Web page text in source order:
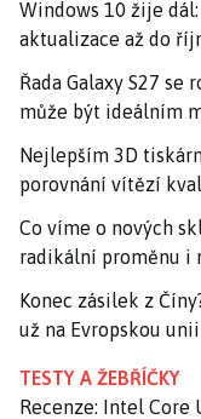
Windows 10 žije
aktualizace až do
Řada Galaxy S27
může být ideálním
Nejlepším 3D
porovnání vítězí
Co víme o nových
radikální proměnu i
Konec zásilek z
už na Evropskou
TESTY A ŽEBŘÍČKY
Recenze: Intel Core